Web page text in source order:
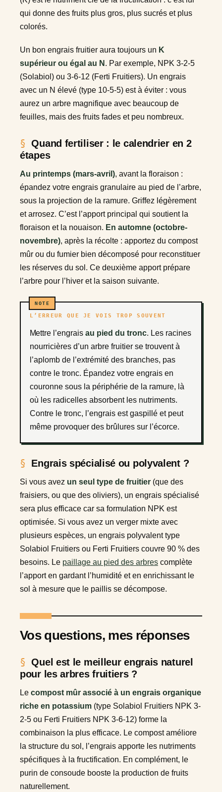
qui donne des fruits plus gros, plus sucrés et plus
colorés.
Un bon engrais fruitier aura toujours un K
supérieur ou égal au N . Par exemple, NPK 3-2-5
(Solabiol) ou 3-6-12 (Ferti Fruitiers). Un engrais
avec un N élevé (type 10-5-5) est à éviter : vous
aurez un arbre magnifique avec beaucoup de
feuilles, mais des fruits fades et peu nombreux.
Quand fertiliser : le calendrier en 2
étapes
Au printemps (mars-avril), avant la floraison :
épandez votre engrais granulaire au pied de l’arbre,
sous la projection de la ramure. Griffez légèrement
et arrosez. C’est l’apport principal qui soutient la
floraison et la nouaison. En automne (octobre-
novembre), après la récolte : apportez du compost
mûr ou du fumier bien décomposé pour reconstituer
les réserves du sol. Ce deuxième apport prépare
l’arbre pour l’hiver et la saison suivante.
L’ERREUR QUE JE VOIS TROP SOUVENT
Mettre l’engraisau pied du tronc. Les racines
nourricières d’un arbre fruitier se trouvent à
l’aplomb de l’extrémité des branches, pas
contre le tronc. Épandez votre engrais en
couronne sous la périphérie de la ramure, là
où les radicelles absorbent les nutriments.
Contre le tronc, l’engrais est gaspillé et peut
même provoquer des brûlures sur l’écorce.
Engrais spécialisé ou polyvalent ?
Si vous avez un seul type de fruitier (que des
fraisiers, ou que des oliviers), un engrais spécialisé
sera plus efficace car sa formulation NPK est
optimisée. Si vous avez un verger mixte avec
plusieurs espèces, un engrais polyvalent type
Solabiol Fruitiers ou Ferti Fruitiers couvre 90 % des
besoins. Le paillage au pied des arbres complète
l’apport en gardant l’humidité et en enrichissant le
sol à mesure que le paillis se décompose.
Vos questions, mes réponses
Quel est le meilleur engrais naturel
pour les arbres fruitiers ?
Le compost mûr associé à un engrais organique
riche en potassium (type Solabiol Fruitiers NPK 3-
2-5 ou Ferti Fruitiers NPK 3-6-12) forme la
combinaison la plus efficace. Le compost améliore
la structure du sol, l’engrais apporte les nutriments
spécifiques à la fructification. En complément, le
purin de consoude booste la production de fruits
naturellement.